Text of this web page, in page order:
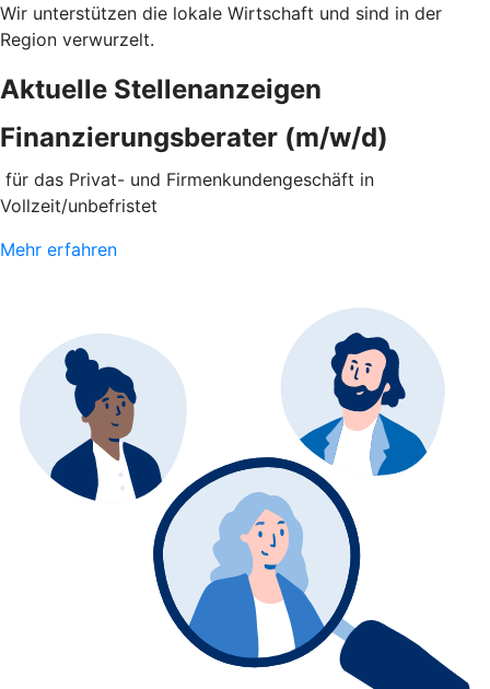
Wir unterstützen die lokale Wirtschaft und sind in der
Region verwurzelt.
Aktuelle Stellenanzeigen
Finanzierungsberater (m/w/d)
für das Privat- und Firmenkundengeschäft in
Vollzeit/unbefristet
Mehr erfahren